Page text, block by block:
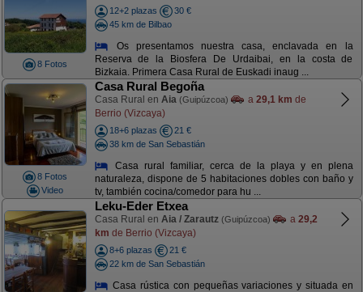
8 Fotos
12+2 plazas
30 €
45 km de Bilbao
Os presentamos nuestra casa, enclavada en la
Reserva de la Biosfera De Urdaibai, en la costa de
Bizkaia. Primera Casa Rural de Euskadi inaug ...
8 Fotos
Video
Casa Rural Begoña
Casa Rural en Aia (Guipúzcoa) a 29,1 km de
Berrio (Vizcaya)
18+6 plazas
21 €
38 km de San Sebastián
Casa rural familiar, cerca de la playa y en plena
naturaleza, dispone de 5 habitaciones dobles con baño y
tv, también cocina/comedor para hu ...
Leku-Eder Etxea
Casa Rural en Aia / Zarautz (Guipúzcoa) a 29,2
km de Berrio (Vizcaya)
8+6 plazas
21 €
22 km de San Sebastián
Casa rústica con pequeñas variaciones y situada en